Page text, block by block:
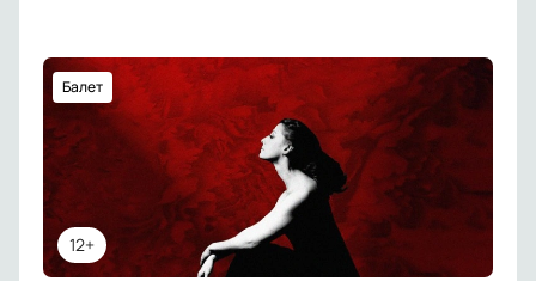
12+
Балет